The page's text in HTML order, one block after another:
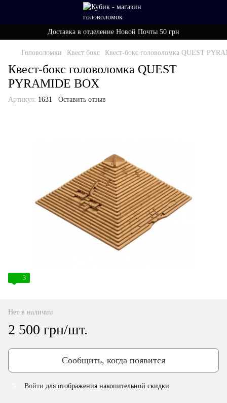
Доставка в отделение Новой Почты 50 грн
Головоломки Квест бокс Квест-бокс головоломка QUEST
Квест-бокс головоломка QUEST
PYRAMIDE BOX
Артикул: 1631 Оставить отзыв
3
Нет в наличии
2 500 грн/шт.
Сообщить, когда появится
Войти для отображения накопительной скидки